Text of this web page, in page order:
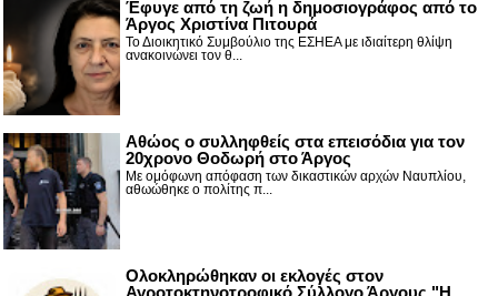
Έφυγε από τη ζωή η δημοσιογράφος από το
Άργος Χριστίνα Πιτουρά
Το Διοικητικό Συμβούλιο της ΕΣΗΕΑ με ιδιαίτερη θλίψη
ανακοινώνει τον θ...
Αθώος ο συλληφθείς στα επεισόδια για τον
20χρονο Θοδωρή στο Άργος
Με ομόφωνη απόφαση των δικαστικών αρχών Ναυπλίου,
αθωώθηκε ο πολίτης π...
Ολοκληρώθηκαν οι εκλογές στον
Αγροτοκτηνοτροφικό Σύλλογο Άργους "Η